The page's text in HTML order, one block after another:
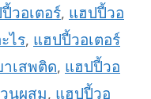
วอเตอร์, แฮปปี้วอ
ไร, แฮปปี้วอเตอร์
เสพติด, แฮปปี้วอ
นผสม, แฮปปี้วอ